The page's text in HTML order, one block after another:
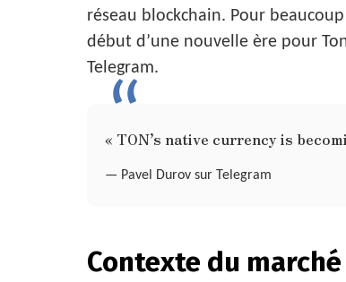
réseau blockchain. Pour
début d’une nouvelle ère pour
Telegram.
« TON’s native currency is
— Pavel Durov sur Telegram
Contexte du